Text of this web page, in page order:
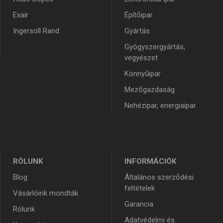
Exair
Ingersoll Rand
Építőipar
Gyártás
Gyógyszergyártás,
vegyészet
Könnyűipar
Mezőgazdaság
Nehézipar, energiaipar
RÓLUNK
Blog
Vásárlóink mondták
Rólunk
INFORMÁCIÓK
Általános szerződési
feltételek
Garancia
Adatvédelmi és